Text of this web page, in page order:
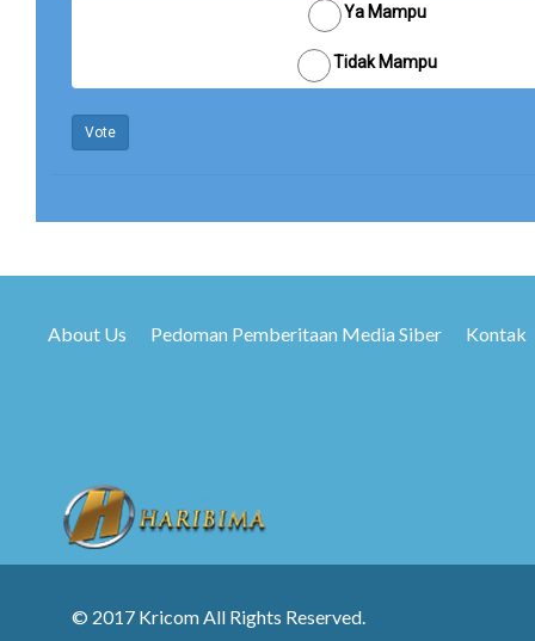
Ya Mampu
Tidak Mampu
Vote
About Us Pedoman Pemberitaan Media Siber Kontak
© 2017 Kricom All Rights Reserved.